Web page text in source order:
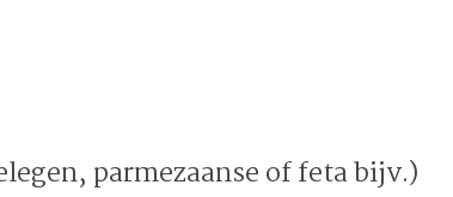
parmezaanse of feta bijv.)